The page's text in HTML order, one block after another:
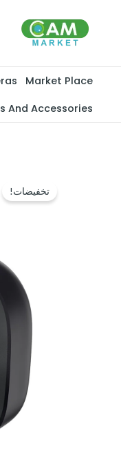
Market Place
And Accessories
تخفيضات!